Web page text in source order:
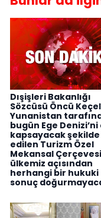
Dışişleri Bakanlığı
Sözcüsü Öncü
Yunanistan
bugün Ege Denizi’ni
kapsayacak
edilen Turizm Özel
Mekansal
ülkemiz açısından
herhangi bir hukuki
sonuç